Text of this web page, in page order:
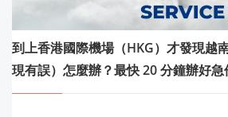
到上香港國際機場（HKG）才發現越
現有誤）怎麼辦？最快 20 分鐘辦好急